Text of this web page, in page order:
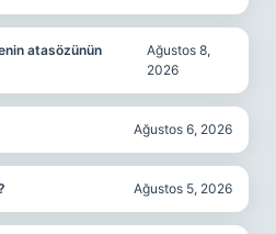
atasözünün
Ağustos 8,
2026
Ağustos 6, 2026
Ağustos 5, 2026